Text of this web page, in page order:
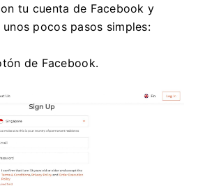
tu cuenta de Facebook y
pocos pasos simples:
de Facebook.